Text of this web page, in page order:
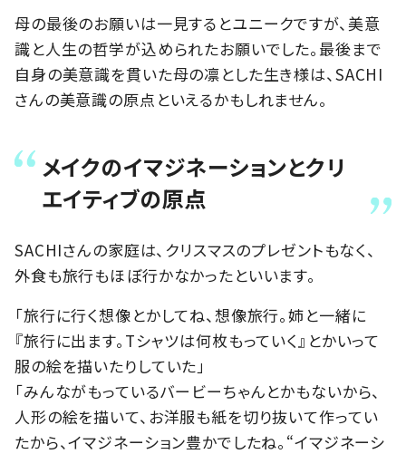
母の最後のお願いは一見するとユニークですが、美意
識と人生の哲学が込められたお願いでした。最後まで
自身の美意識を貫いた母の凛とした生き様は、SACHI
さんの美意識の原点といえるかもしれません。
メイクのイマジネーションとクリ
エイティブの原点
SACHIさんの家庭は、クリスマスのプレゼントもなく、
外食も旅行もほぼ行かなかったといいます。
「旅行に行く想像とかしてね、想像旅行。姉と一緒に
『旅行に出ます。Tシャツは何枚もっていく』とかいって
服の絵を描いたりしていた」
「みんながもっているバービーちゃんとかもないから、
人形の絵を描いて、お洋服も紙を切り抜いて作ってい
たから、イマジネーション豊かでしたね。“イマジネーシ